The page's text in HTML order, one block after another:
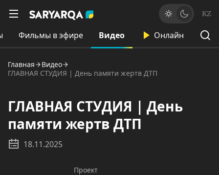
KZ
Фильмы в эфире Видео Онлайн
Главная
Видео
ГЛАВНАЯ СТУДИЯ | День памяти жертв ДТП
ГЛАВНАЯ СТУДИЯ | День
памяти жертв ДТП
18.11.2025
Проект